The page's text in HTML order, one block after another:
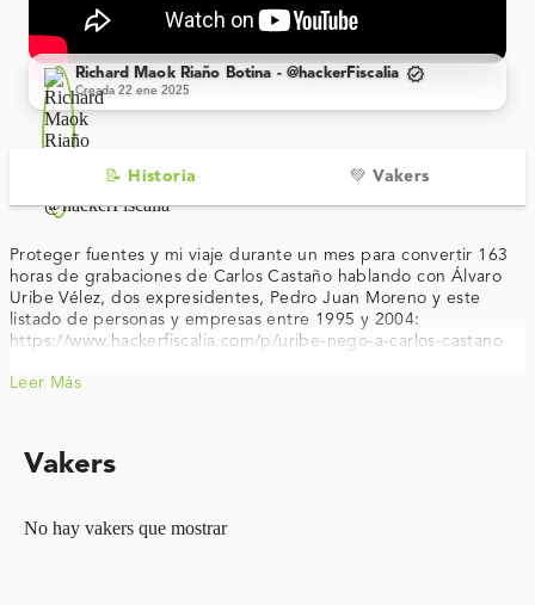
Richard Maok Riaño Botina - @hackerFiscalia verified
Creada 22 ene 2025
📝 Historia 💚 Vakers
Proteger fuentes y mi viaje durante un mes para convertir 163
horas de grabaciones de Carlos Castaño hablando con Álvaro
Uribe Vélez, dos expresidentes, Pedro Juan Moreno y este
listado de personas y empresas entre 1995 y 2004:
https://www.hackerfiscalia.com/p/uribe-nego-a-carlos-castano
Leer Más
Vakers
No hay vakers que mostrar